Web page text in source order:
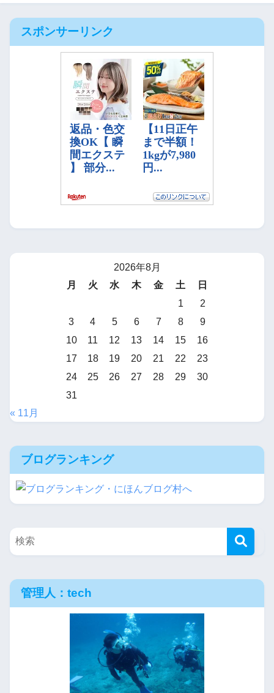
スポンサーリンク
2026年8月
月
火 水 木 金 土
日
1
2
3
4 5 6 7 8
9
10
11 12 13 14 15
16
17
18 19 20 21 22
23
24
25 26 27 28 29
30
31
« 11月
ブログランキング
管理人：tech